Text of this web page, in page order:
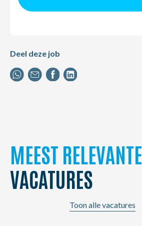
Deel deze job
MEEST RELEVANTE
VACATURES
Toon alle vacatures